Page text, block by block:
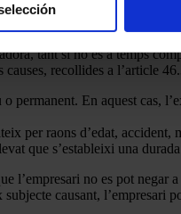
tant si ho és a temps
recollides a l’article
permanent. En aquest cas,
per raons d’edat, accident,
que s’estableixi una
l’empresari no es pot negar
causant, l’empresari